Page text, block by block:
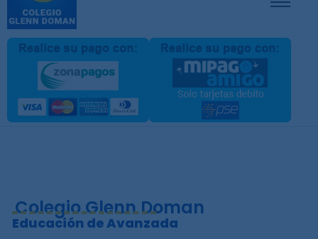
Colegio Glenn Doman
Educación de Avanzada